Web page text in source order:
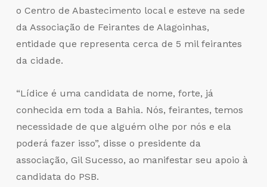
o Centro de Abastecimento local e esteve na sede
da Associação de Feirantes de Alagoinhas,
entidade que representa cerca de 5 mil feirantes
da cidade.
“Lídice é uma candidata de nome, forte, já
conhecida em toda a Bahia. Nós, feirantes, temos
necessidade de que alguém olhe por nós e ela
poderá fazer isso”, disse o presidente da
associação, Gil Sucesso, ao manifestar seu apoio à
candidata do PSB.